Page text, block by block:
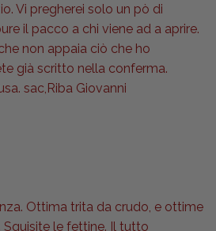
Vi pregherei solo un pò di
il pacco a chi viene ad a aprire.
non appaia ciò che ho
già scritto nella conferma.
sac,Riba Giovanni
Ottima trita da crudo, e ottime
le fettine. Il tutto